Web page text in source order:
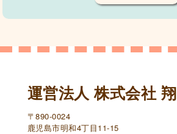
運営法人 株式会社 翔
〒890-0024
鹿児島市明和4丁目11-15